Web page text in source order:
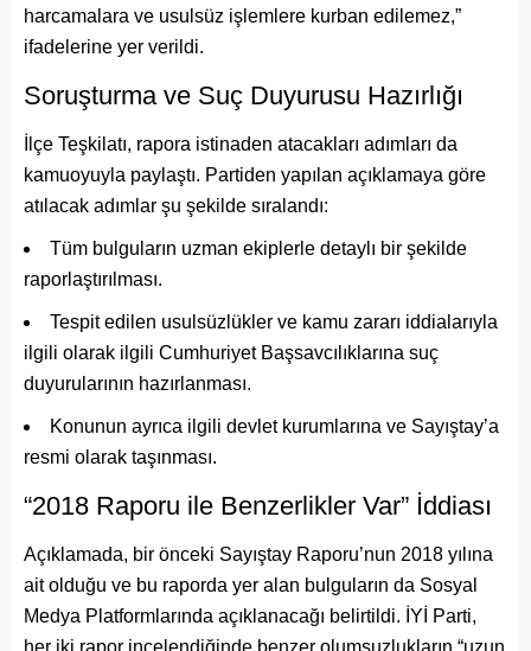
harcamalara ve usulsüz işlemlere kurban edilemez,”
ifadelerine yer verildi.
Soruşturma ve Suç Duyurusu Hazırlığı
İlçe Teşkilatı, rapora istinaden atacakları adımları da
kamuoyuyla paylaştı. Partiden yapılan açıklamaya göre
atılacak adımlar şu şekilde sıralandı:
Tüm bulguların uzman ekiplerle detaylı bir şekilde
raporlaştırılması.
Tespit edilen usulsüzlükler ve kamu zararı iddialarıyla
ilgili olarak ilgili Cumhuriyet Başsavcılıklarına suç
duyurularının hazırlanması.
Konunun ayrıca ilgili devlet kurumlarına ve Sayıştay’a
resmi olarak taşınması.
“2018 Raporu ile Benzerlikler Var” İddiası
Açıklamada, bir önceki Sayıştay Raporu’nun 2018 yılına
ait olduğu ve bu raporda yer alan bulguların da Sosyal
Medya Platformlarında açıklanacağı belirtildi. İYİ Parti,
her iki rapor incelendiğinde benzer olumsuzlukların “uzun